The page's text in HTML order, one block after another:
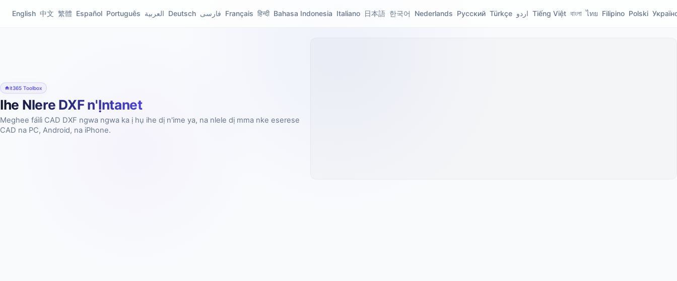
English 中文 繁體 Español Português العربية Deutsch فارسی Français हिन्दी Bahasa Indonesia Italiano 日本語 한국어 Nederlands Русский Türkçe اردو Tiếng Việt বাংলা ไทย Filipino Polski
it365 Toolbox
Ihe Nlere DXF n'Ịntanet
Meghee fáìlì CAD DXF ngwa ngwa ka ị hụ ihe dị n'ime ya, na nlele dị mma nke eserese
CAD na PC, Android, na iPhone.